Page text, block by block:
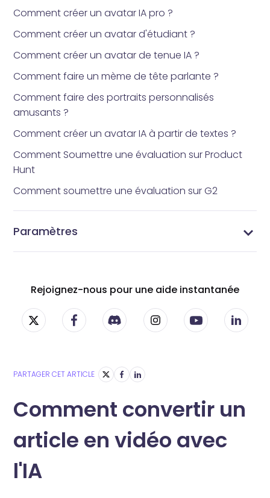
Comment créer un avatar IA pro ?
Comment créer un avatar d'étudiant ?
Comment créer un avatar de tenue IA ?
Comment faire un mème de tête parlante ?
Comment faire des portraits personnalisés
amusants ?
Comment créer un avatar IA à partir de textes ?
Comment Soumettre une évaluation sur Product
Hunt
Comment soumettre une évaluation sur G2
Paramètres
Rejoignez-nous pour une aide instantanée
PARTAGER CET ARTICLE
Comment convertir un
article en vidéo avec
l'IA